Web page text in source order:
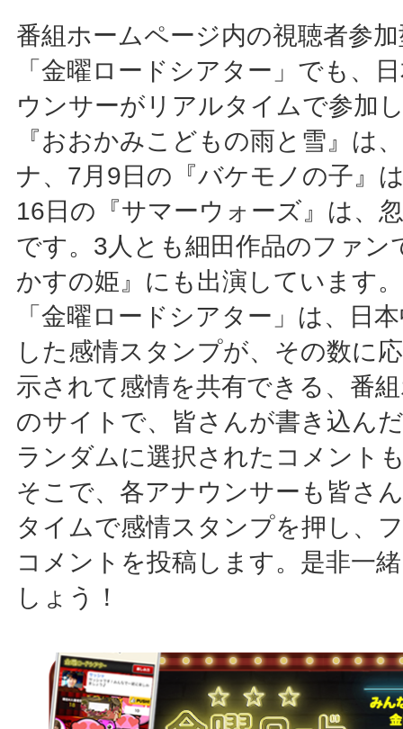
番組ホームページ内の視聴者参
「金曜ロードシアター」でも、
ウンサーがリアルタイムで参加
『おおかみこどもの雨と雪』は
ナ、7月9日の『バケモノの子』
16日の『サマーウォーズ』は、
です。3人とも細田作品のファン
かすの姫』にも出演しています。
「金曜ロードシアター」は、日
した感情スタンプが、その数に
示されて感情を共有できる、番
のサイトで、皆さんが書き込ん
ランダムに選択されたコメント
そこで、各アナウンサーも皆さ
タイムで感情スタンプを押し、
コメントを投稿します。是非一
しょう！